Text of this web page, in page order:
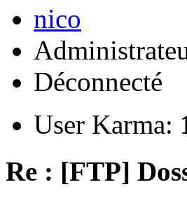
nico
Déconnecté
User Karma:
Re : [FTP]